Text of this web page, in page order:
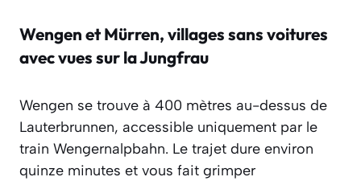
Wengen et Mürren, villages sans voitures
avec vues sur la Jungfrau
Wengen se trouve à 400 mètres au-dessus de
Lauterbrunnen, accessible uniquement par le
train Wengernalpbahn. Le trajet dure environ
quinze minutes et vous fait grimper